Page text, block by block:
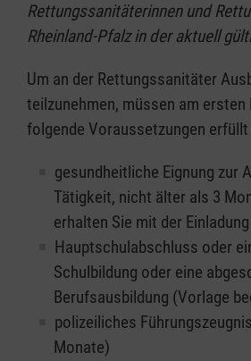
Rettungssanitäterinnen und
Rheinland-Pfalz in der aktuell
Um an der Rettungssanitäter
teilzunehmen, müssen am ersten
folgende Voraussetzungen erfüllt
gesundheitliche Eignung zur
Tätigkeit, nicht älter als 3
erhalten Sie mit der
Hauptschulabschluss oder
Schulbildung oder eine
Berufsausbildung (Vorlage
polizeiliches
Monate)